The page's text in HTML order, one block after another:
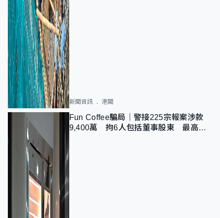
新聞資訊 港聞
Fun Coffee騙局｜警接225宗報案涉款
9,400萬 拘6人包括董事股東 最高金